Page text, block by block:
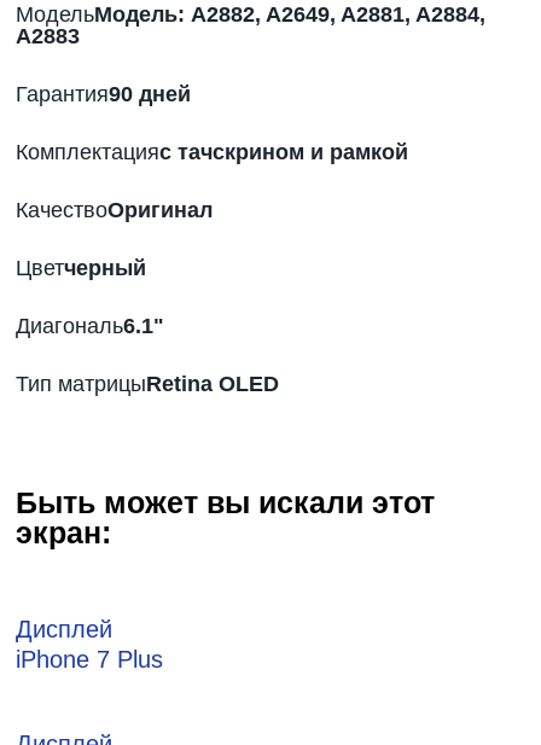
МодельМодель: A2882, A2649, A2881, A2884,
A2883
Гарантия90 дней
Комплектацияс тачскрином и рамкой
КачествоОригинал
Цветчерный
Диагональ6.1"
Тип матрицыRetina OLED
Быть может вы искали этот
экран:
Дисплей
iPhone 7 Plus